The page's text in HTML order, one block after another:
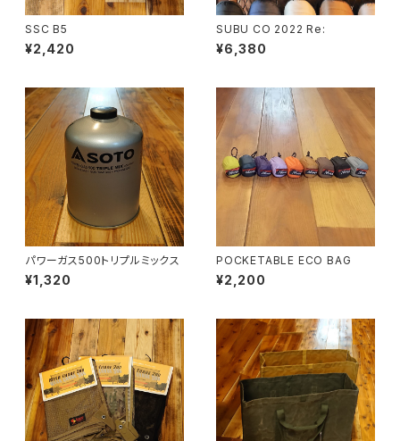
SSC B5
¥2,420
SUBU CO 2022 Re:
¥6,380
パワーガス500トリプルミックス
¥1,320
POCKETABLE ECO BAG
¥2,200